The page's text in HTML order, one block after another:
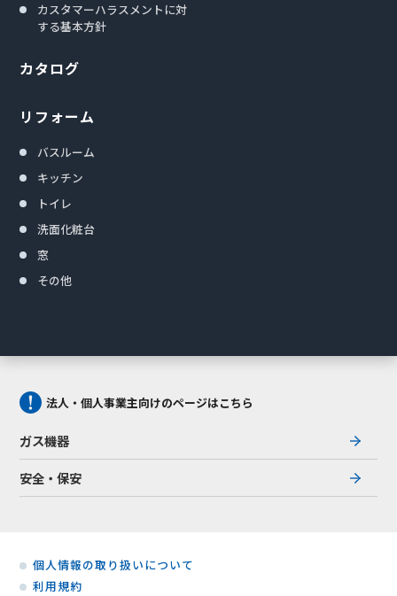
カスタマーハラスメントに対
する基本方針
カタログ
リフォーム
バスルーム
キッチン
トイレ
洗面化粧台
窓
その他
法人・個人事業主向けのページはこちら
ガス機器
安全・保安
個人情報の取り扱いについて
利用規約